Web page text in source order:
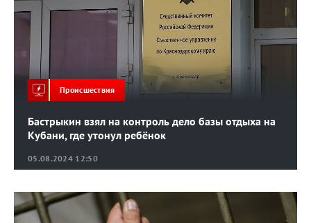
05.08.2024 12:50
Бастрыкин взял на контроль дело базы отдыха на
Кубани, где утонул ребёнок
Происшествия